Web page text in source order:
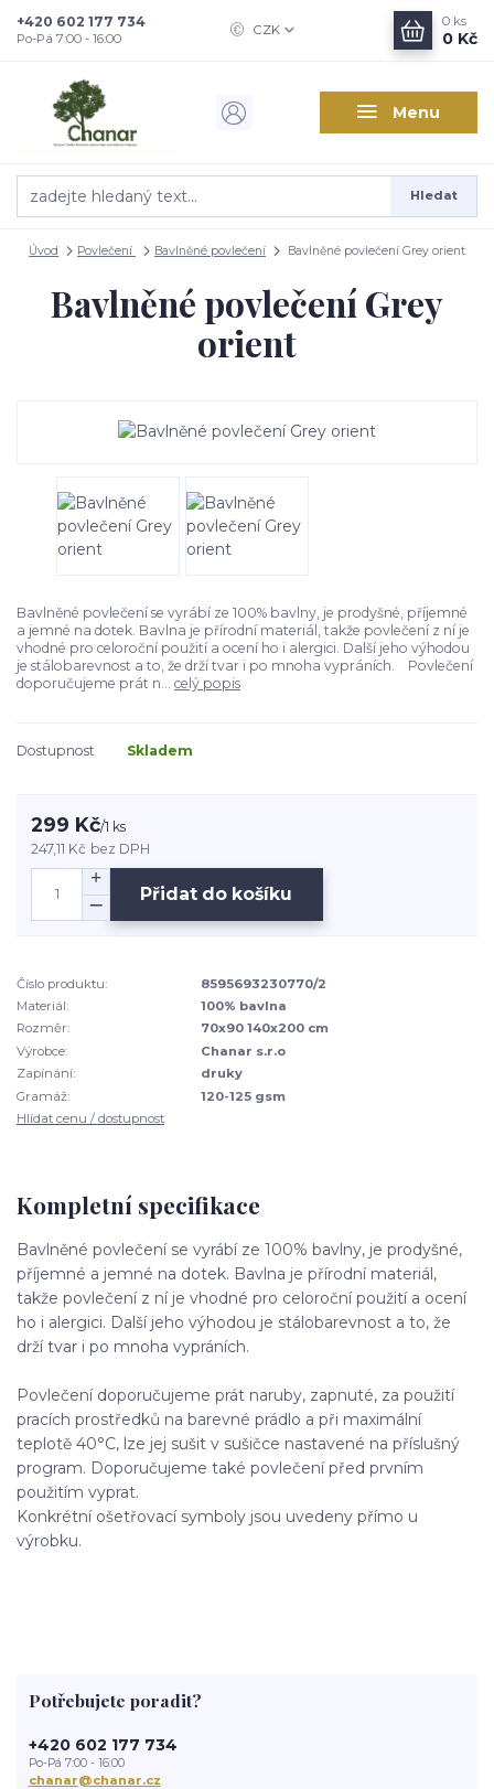
Menu
CZK
Hledat
+420 602 177 734
Po-Pá 7:00 - 16:00
0 ks
0 Kč
Úvod Povlečení Bavlněné povlečení Bavlněné povlečení Grey orient
Bavlněné povlečení Grey
orient
Bavlněné povlečení se vyrábí ze 100% bavlny, je prodyšné, příjemné
a jemné na dotek. Bavlna je přírodní materiál, takže povlečení z ní je
vhodné pro celoroční použití a ocení ho i alergici. Další jeho výhodou
je stálobarevnost a to, že drží tvar i po mnoha vypráních. Povlečení
doporučujeme prát n... celý popis
Dostupnost Skladem
299 Kč/1 ks
247,11 Kč bez DPH
Přidat do košíku
Číslo produktu:
8595693230770/2
Materiál:
100% bavlna
Rozměr:
70x90 140x200 cm
Výrobce:
Chanar s.r.o
Zapínání:
druky
Gramáž:
120-125 gsm
Hlídat cenu / dostupnost
Kompletní specifikace
Bavlněné povlečení se vyrábí ze 100% bavlny, je prodyšné,
příjemné a jemné na dotek. Bavlna je přírodní materiál,
takže povlečení z ní je vhodné pro celoroční použití a ocení
ho i alergici. Další jeho výhodou je stálobarevnost a to, že
drží tvar i po mnoha vypráních.
Povlečení doporučujeme prát naruby, zapnuté, za použití
pracích prostředků na barevné prádlo a při maximální
teplotě 40°C, lze jej sušit v sušičce nastavené na příslušný
program. Doporučujeme také povlečení před prvním
použitím vyprat.
Konkrétní ošetřovací symboly jsou uvedeny přímo u
výrobku.
Potřebujete poradit?
+420 602 177 734
Po-Pá 7:00 - 16:00
chanar@chanar.cz